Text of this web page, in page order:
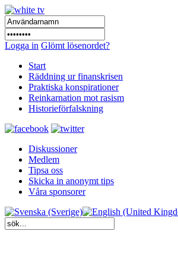
Logga in Glömt lösenordet?
Start
Räddning ur finanskrisen
Praktiska konspirationer
Reinkarnation mot rasism
Historieförfalskning
Diskussioner
Medlem
Tipsa oss
Skicka in anonymt tips
Våra sponsorer